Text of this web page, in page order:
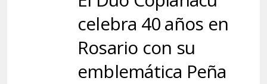
celebra 40 años en
Rosario con su
emblemática Peña